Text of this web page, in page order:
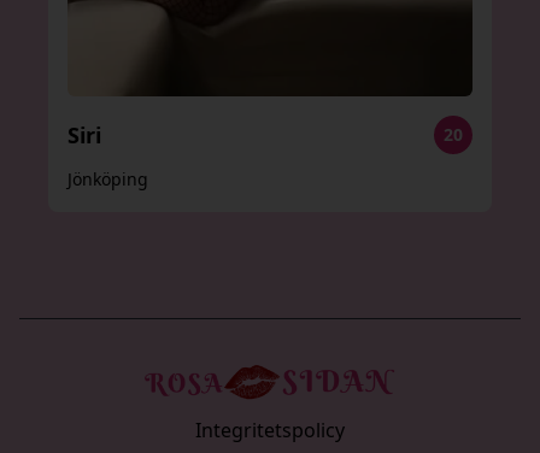
Siri
20
Jönköping
Integritetspolicy